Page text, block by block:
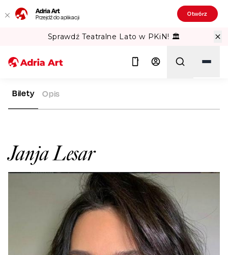
Adria Art
Przejdź do aplikacji Otwórz
Sprawdź Teatralne Lato w PKiN! 🏛️
ADRIA ART
Janja Lesar
Bilety Opis